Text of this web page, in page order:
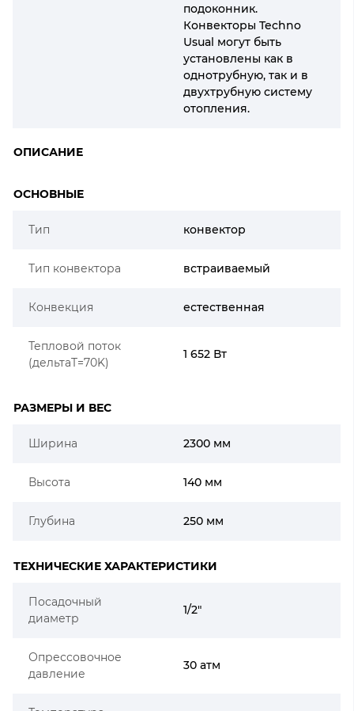
подоконник.
Конвекторы Techno
Usual могут быть
установлены как в
однотрубную, так и в
двухтрубную систему
отопления.
ОПИСАНИЕ
ОСНОВНЫЕ
Тип конвектор
Тип конвектора встраиваемый
Конвекция естественная
Тепловой поток
(дельтаT=70K)
1 652 Вт
РАЗМЕРЫ И ВЕС
Ширина 2300 мм
Высота 140 мм
Глубина 250 мм
ТЕХНИЧЕСКИЕ ХАРАКТЕРИСТИКИ
Посадочный
диаметр
1/2"
Опрессовочное
давление
30 атм